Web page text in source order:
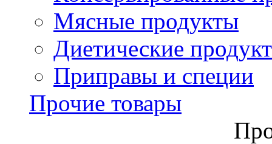
Мясные продукты
Диетические
Приправы и специи
Прочие товары